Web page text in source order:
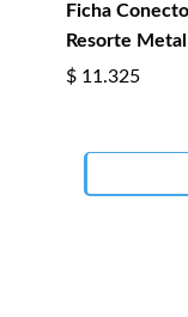
Ficha
Resorte
$ 11.325